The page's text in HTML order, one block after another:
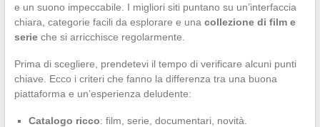
e un suono impeccabile. I migliori siti puntano su un’interfaccia
chiara, categorie facili da esplorare e una collezione di film e
serieche si arricchisce regolarmente.
Prima di scegliere, prendetevi il tempo di verificare alcuni punti
chiave. Ecco i criteri che fanno la differenza tra una buona
piattaforma e un’esperienza deludente:
Catalogo ricco: film, serie, documentari, novità.